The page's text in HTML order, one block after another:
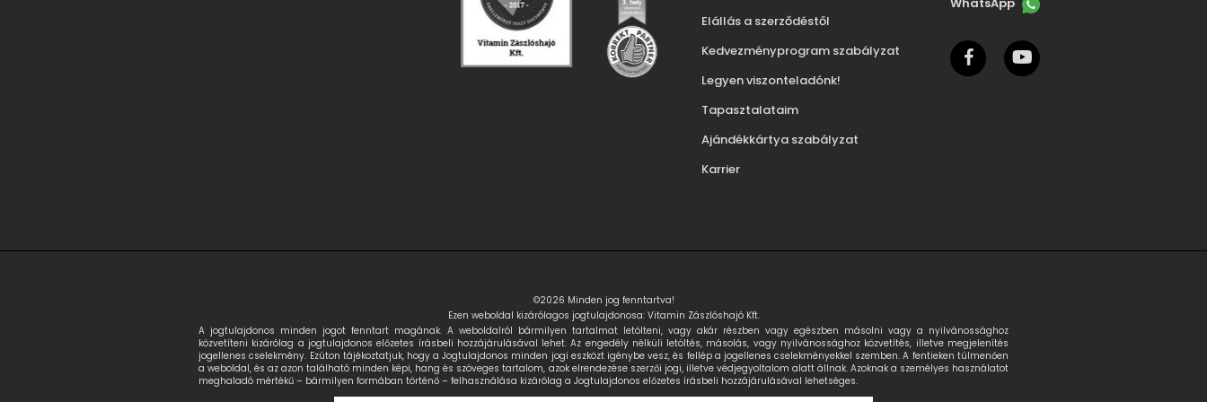
Elállás a szerződéstől
Kedvezményprogram szabályzat
Legyen viszonteladónk!
Tapasztalataim
Ajándékkártya szabályzat
Karrier
WhatsApp
facebookyoutube
©2026 Minden jog fenntartva!
Ezen weboldal kizárólagos jogtulajdonosa: Vitamin Zászlóshajó Kft.
A jogtulajdonos minden jogot fenntart magának. A weboldalról bármilyen tartalmat letölteni, vagy akár részben vagy egészben másolni vagy a nyilvánossághoz
közvetíteni kizárólag a jogtulajdonos előzetes írásbeli hozzájárulásával lehet. Az engedély nélküli letöltés, másolás, vagy nyilvánossághoz közvetítés, illetve megjelenítés
jogellenes cselekmény. Ezúton tájékoztatjuk, hogy a Jogtulajdonos minden jogi eszközt igénybe vesz, és fellép a jogellenes cselekményekkel szemben. A fentieken túlmenően
a weboldal, és az azon található minden képi, hang és szöveges tartalom, azok elrendezése szerzői jogi, illetve védjegyoltalom alatt állnak. Azoknak a személyes használatot
meghaladó mértékű – bármilyen formában történő – felhasználása kizárólag a Jogtulajdonos előzetes írásbeli hozzájárulásával lehetséges.